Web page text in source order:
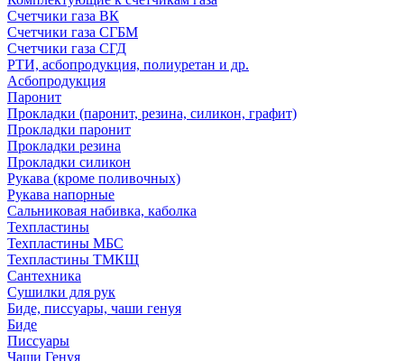
Счетчики газа ВК
Счетчики газа СГБМ
Счетчики газа СГД
РТИ, асбопродукция, полиуретан и др.
Асбопродукция
Паронит
Прокладки (паронит, резина, силикон, графит)
Прокладки паронит
Прокладки резина
Прокладки силикон
Рукава (кроме поливочных)
Рукава напорные
Сальниковая набивка, каболка
Техпластины
Техпластины МБС
Техпластины ТМКЩ
Сантехника
Сушилки для рук
Биде, писсуары, чаши генуя
Биде
Писсуары
Чаши Генуя